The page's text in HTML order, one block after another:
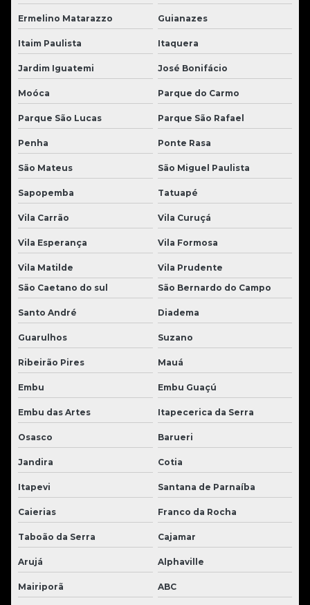
Ermelino Matarazzo Guianazes
Itaim Paulista Itaquera
Jardim Iguatemi José Bonifácio
Moóca Parque do Carmo
Parque São Lucas Parque São Rafael
Penha Ponte Rasa
São Mateus São Miguel Paulista
Sapopemba Tatuapé
Vila Carrão Vila Curuçá
Vila Esperança Vila Formosa
Vila Matilde
Vila Prudente
São Caetano do sul
São Bernardo do Campo
Santo André Diadema
Guarulhos Suzano
Ribeirão Pires Mauá
Embu Embu Guaçú
Embu das Artes Itapecerica da Serra
Osasco Barueri
Jandira Cotia
Itapevi Santana de Parnaíba
Caierias Franco da Rocha
Taboão da Serra Cajamar
Arujá Alphaville
Mairiporã ABC